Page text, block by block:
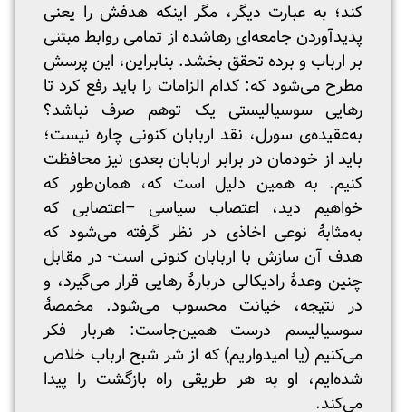
کند؛ به عبارت دیگر، مگر اینکه هدفش را یعنی
پدیدآوردن جامعه‌ای رهاشده از تمامی روابط مبتنی
بر ارباب و برده تحقق بخشد. بنابراین، این پرسش
مطرح می‌شود که: کدام الزامات را باید رفع کرد تا
رهایی سوسیالیستی یک توهم صرف نباشد؟
به‌عقیده‌ی سورل، نقد اربابان کنونی چاره نیست؛
باید از خودمان در برابر اربابان بعدی نیز محافظت
کنیم. به همین دلیل است که، همان‌طور که
خواهیم دید، اعتصاب سیاسی –اعتصابی که
به‌مثابۀ نوعی اخاذی در نظر گرفته می‌شود که
هدف آن سازش با اربابان کنونی است- در مقابل
چنین وعدۀ رادیکالی دربارۀ رهایی قرار می‌گیرد، و
در نتیجه، خیانت محسوب می‌شود. مخمصۀ
سوسیالیسم درست همین‌جاست: هربار فکر
می‌کنیم (یا امیدواریم) که از شر شبح ارباب خلاص
شده‌ایم، او به هر طریقی راه بازگشت را پیدا
می‌کند.